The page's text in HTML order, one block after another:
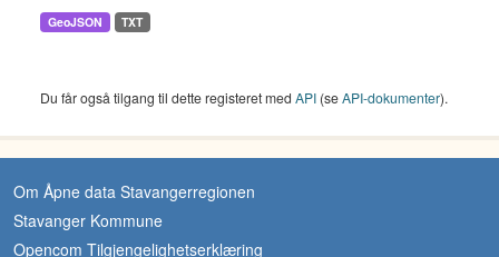
GeoJSON TXT
Du får også tilgang til dette registeret med API (seAPI-dokumenter).
Om Åpne data Stavangerregionen
Stavanger Kommune
Opencom Tilgjengelighetserklæring